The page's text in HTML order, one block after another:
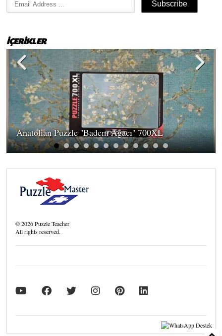
İÇERİKLER
Anatolian Puzzle ''Badem Ağacı'' 700XL
©2026Puzzle Teacher
All rights reserved.